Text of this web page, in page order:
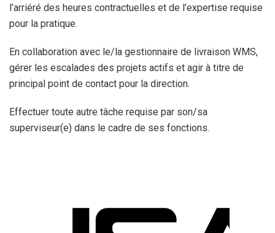
l’arriéré des heures contractuelles et de l’expertise requise
pour la pratique.
En collaboration avec le/la gestionnaire de livraison WMS,
gérer les escalades des projets actifs et agir à titre de
principal point de contact pour la direction.
Effectuer toute autre tâche requise par son/sa
superviseur(e) dans le cadre de ses fonctions.